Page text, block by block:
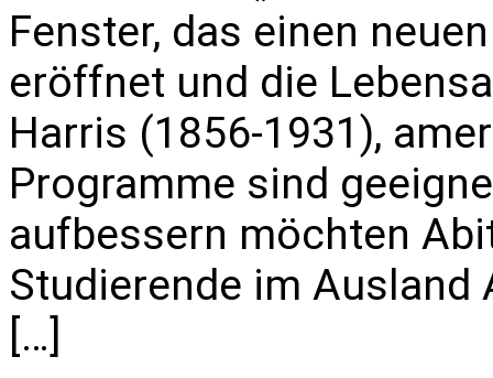
Fenster, das einen
eröffnet und die
Harris (1856-1931),
Programme sind
aufbessern möchten
Studierende im
[…]